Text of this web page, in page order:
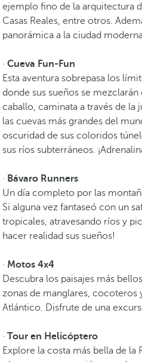
ejemplo fino de la arquitectura
Casas Reales, entre otros.
panorámica a la ciudad
· Cueva Fun-Fun
Esta aventura sobrepasa los
donde sus sueños se mezclarán
caballo, caminata a través de la
las cuevas más grandes del
oscuridad de sus coloridos
sus ríos subterráneos.
· Bávaro Runners
Un día completo por las
Si alguna vez fantaseó con un
tropicales, atravesando ríos y
hacer realidad sus sueños!
· Motos 4x4
Descubra los paisajes más
zonas de manglares, cocoteros
Atlántico. Disfrute de una
· Tour en Helicóptero
Explore la costa más bella de la